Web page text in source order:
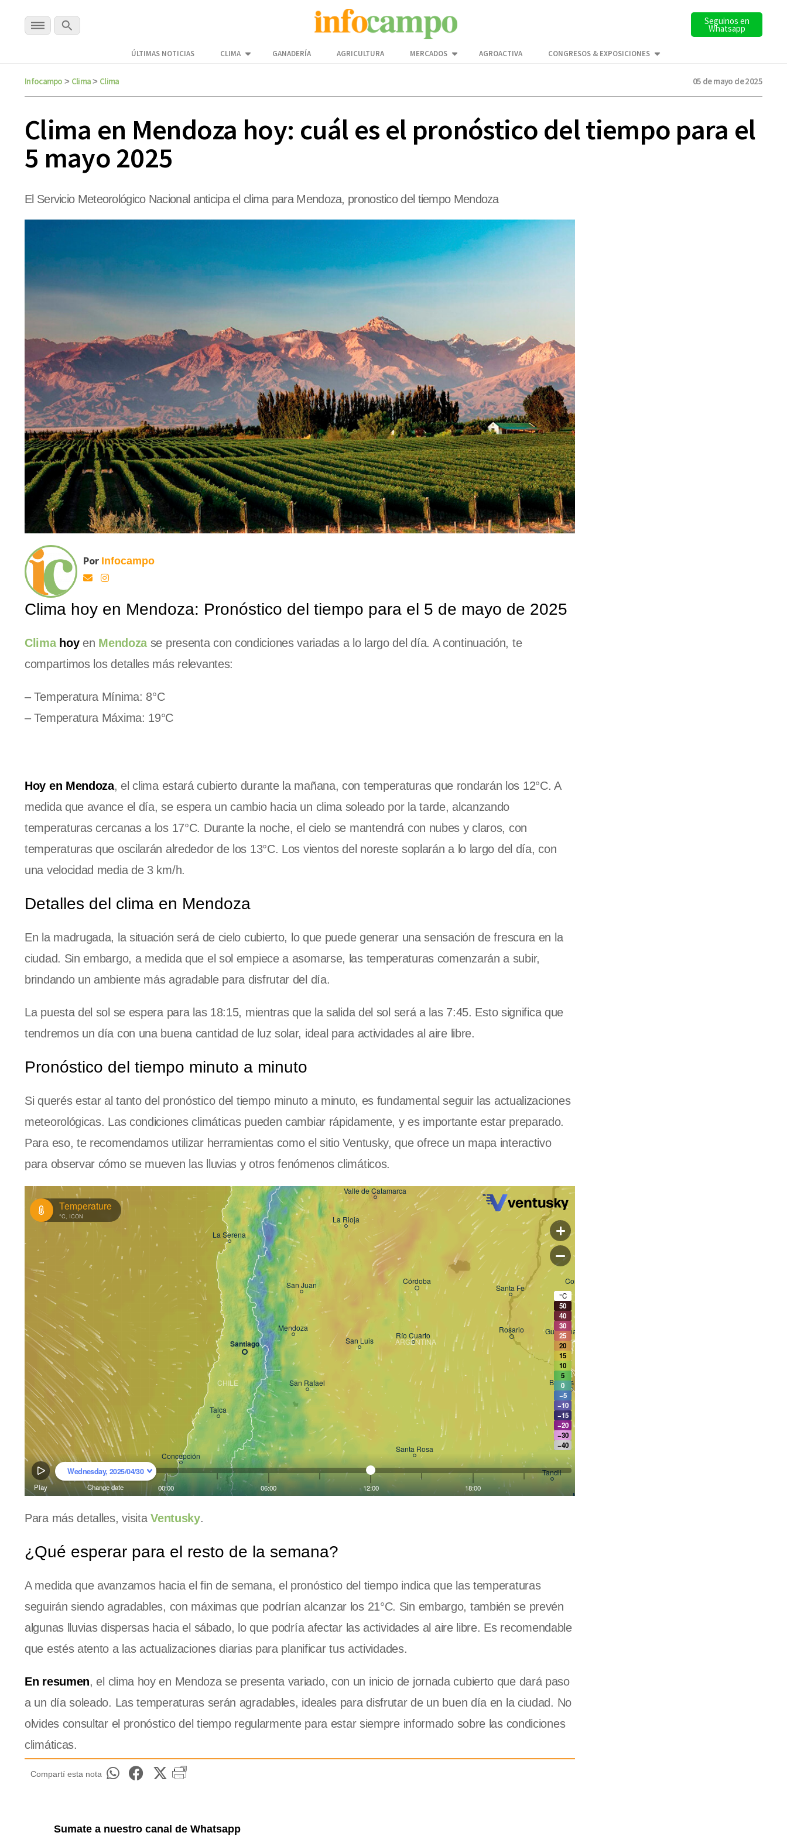
Seguinos en
Whatsapp
ÚLTIMAS NOTICIAS CLIMA GANADERÍA AGRICULTURA MERCADOS AGROACTIVA CONGRESOS & EXPOSICIONES
Infocampo > Clima> Clima 05 de mayo de 2025
Clima en Mendoza hoy: cuál es el pronóstico del tiempo para el
5 mayo 2025
El Servicio Meteorológico Nacional anticipa el clima para Mendoza, pronostico del tiempo Mendoza
Por Infocampo
Clima hoy en Mendoza: Pronóstico del tiempo para el 5 de mayo de 2025
Climahoyen Mendozase presenta con condiciones variadas a lo largo del día. A continuación, te
compartimos los detalles más relevantes:
– Temperatura Mínima: 8°C
– Temperatura Máxima: 19°C
Hoy en Mendoza, el clima estará cubierto durante la mañana, con temperaturas que rondarán los 12°C. A
medida que avance el día, se espera un cambio hacia un clima soleado por la tarde, alcanzando
temperaturas cercanas a los 17°C. Durante la noche, el cielo se mantendrá con nubes y claros, con
temperaturas que oscilarán alrededor de los 13°C. Los vientos del noreste soplarán a lo largo del día, con
una velocidad media de 3 km/h.
Detalles del clima en Mendoza
En la madrugada, la situación será de cielo cubierto, lo que puede generar una sensación de frescura en la
ciudad. Sin embargo, a medida que el sol empiece a asomarse, las temperaturas comenzarán a subir,
brindando un ambiente más agradable para disfrutar del día.
La puesta del sol se espera para las 18:15, mientras que la salida del sol será a las 7:45. Esto significa que
tendremos un día con una buena cantidad de luz solar, ideal para actividades al aire libre.
Pronóstico del tiempo minuto a minuto
Si querés estar al tanto del pronóstico del tiempo minuto a minuto, es fundamental seguir las actualizaciones
meteorológicas. Las condiciones climáticas pueden cambiar rápidamente, y es importante estar preparado.
Para eso, te recomendamos utilizar herramientas como el sitio Ventusky, que ofrece un mapa interactivo
para observar cómo se mueven las lluvias y otros fenómenos climáticos.
Para más detalles, visitaVentusky.
¿Qué esperar para el resto de la semana?
A medida que avanzamos hacia el fin de semana, el pronóstico del tiempo indica que las temperaturas
seguirán siendo agradables, con máximas que podrían alcanzar los 21°C. Sin embargo, también se prevén
algunas lluvias dispersas hacia el sábado, lo que podría afectar las actividades al aire libre. Es recomendable
que estés atento a las actualizaciones diarias para planificar tus actividades.
En resumen, el clima hoy en Mendoza se presenta variado, con un inicio de jornada cubierto que dará paso
a un día soleado. Las temperaturas serán agradables, ideales para disfrutar de un buen día en la ciudad. No
olvides consultar el pronóstico del tiempo regularmente para estar siempre informado sobre las condiciones
climáticas.
Compartí esta nota
Sumate a nuestro canal de Whatsapp